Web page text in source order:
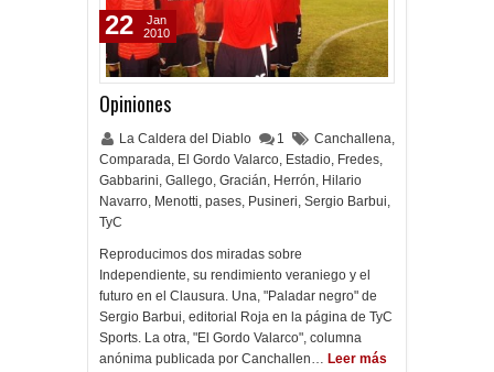
Opiniones
La Caldera del Diablo 1 Canchallena,
Comparada, El Gordo Valarco, Estadio, Fredes,
Gabbarini, Gallego, Gracián, Herrón, Hilario
Navarro, Menotti, pases, Pusineri, Sergio Barbui,
TyC
Reproducimos dos miradas sobre
Independiente, su rendimiento veraniego y el
futuro en el Clausura. Una, "Paladar negro" de
Sergio Barbui, editorial Roja en la página de TyC
Sports. La otra, "El Gordo Valarco", columna
anónima publicada por Canchallen… Leer más
22
Jan
2010